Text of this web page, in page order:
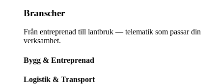
Branscher
Från entreprenad till lantbruk — telematik som passar din
verksamhet.
Bygg & Entreprenad
Logistik & Transport